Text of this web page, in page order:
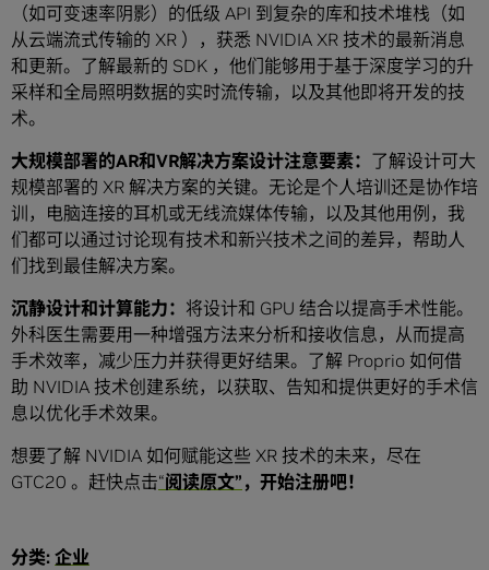
（如可变速率阴影）的低级 API 到复杂的库和技术堆栈（如
从云端流式传输的 XR ），获悉 NVIDIA XR 技术的最新消息
和更新。了解最新的 SDK ，他们能够用于基于深度学习的升
采样和全局照明数据的实时流传输，以及其他即将开发的技
术。
大规模部署的AR和VR解决方案设计注意要素： 了解设计可大
规模部署的 XR 解决方案的关键。无论是个人培训还是协作培
训，电脑连接的耳机或无线流媒体传输，以及其他用例，我
们都可以通过讨论现有技术和新兴技术之间的差异，帮助人
们找到最佳解决方案。
沉静设计和计算能力： 将设计和 GPU 结合以提高手术性能。
外科医生需要用一种增强方法来分析和接收信息，从而提高
手术效率，减少压力并获得更好结果。了解 Proprio 如何借
助 NVIDIA 技术创建系统，以获取、告知和提供更好的手术信
息以优化手术效果。
想要了解 NVIDIA 如何赋能这些 XR 技术的未来，尽在
GTC20 。赶快点击“阅读原文” ，开始注册吧！
分类: 企业